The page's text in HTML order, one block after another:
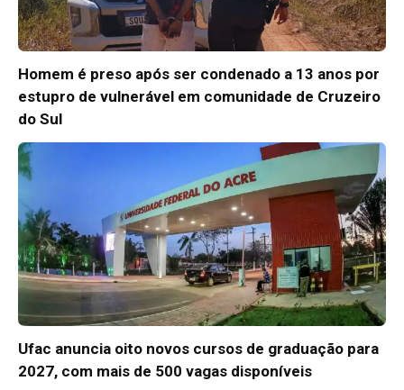
Homem é preso após ser condenado a 13 anos por
estupro de vulnerável em comunidade de Cruzeiro
do Sul
Ufac anuncia oito novos cursos de graduação para
2027, com mais de 500 vagas disponíveis